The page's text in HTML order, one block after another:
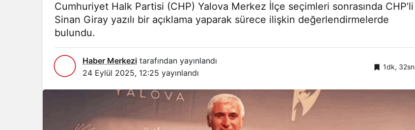
Cumhuriyet Halk Partisi (CHP) Yalova Merkez İlçe seçimleri sonrasında CHP’li
Sinan Giray yazılı bir açıklama yaparak sürece ilişkin değerlendirmelerde
bulundu.
Haber Merkezi tarafından yayınlandı
24 Eylül 2025, 12:25 yayınlandı
1dk, 32sn